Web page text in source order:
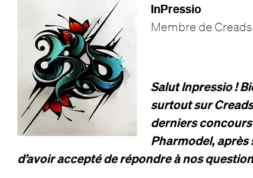
InPressio
Membre de
Salut Inpressio !
surtout sur
derniers
Pharmodel, après
d’avoir accepté de répondre à nos